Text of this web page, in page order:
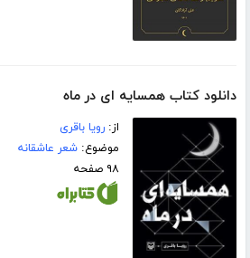
دانلود کتاب همسایه ای در ماه
از:رویا باقری
موضوع:شعر عاشقانه
۹۸ صفحه